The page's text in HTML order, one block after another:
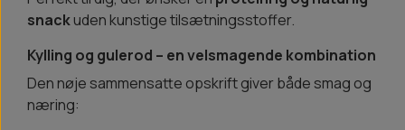
snackuden kunstige tilsætningsstoffer.
Kylling og gulerod – en velsmagende kombination
Den nøje sammensatte opskrift giver både smag og
næring: